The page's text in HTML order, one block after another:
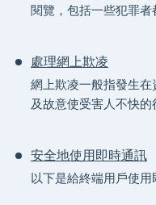
閱覽，包括一些犯罪者
處理網上欺凌
網上欺凌一般指發生
及故意使受害人不快的
安全地使用即時通訊
以下是給終端用戶使